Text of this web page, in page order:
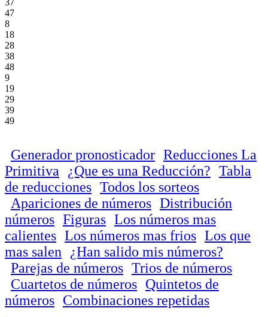
47
8
18
28
38
48
9
19
29
39
49
Generador pronosticador Reducciones La
Primitiva
¿Que es una Reducción? Tabla
de reducciones Todos los sorteos
Apariciones de números Distribución
números Figuras Los números mas
calientes Los números mas frios Los que
mas salen
¿Han salido mis números?
Parejas de números Trios de números
Cuartetos de números Quintetos de
números Combinaciones repetidas